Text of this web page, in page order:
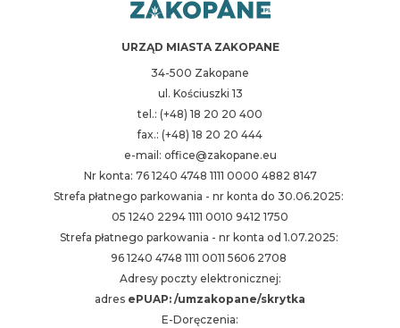
URZĄD MIASTA ZAKOPANE
34-500 Zakopane
ul. Kościuszki 13
tel.: (+48) 18 20 20 400
fax.: (+48) 18 20 20 444
e-mail: office@zakopane.eu
Nr konta: 76 1240 4748 1111 0000 4882 8147
Strefa płatnego parkowania - nr konta do 30.06.2025:
05 1240 2294 1111 0010 9412 1750
Strefa płatnego parkowania - nr konta od 1.07.2025:
96 1240 4748 1111 0011 5606 2708
Adresy poczty elektronicznej:
adres ePUAP: /umzakopane/skrytka
E-Doręczenia: